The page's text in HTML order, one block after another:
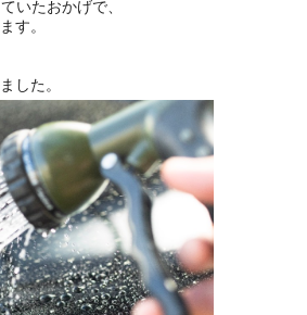
いたおかげで、
す。
した。